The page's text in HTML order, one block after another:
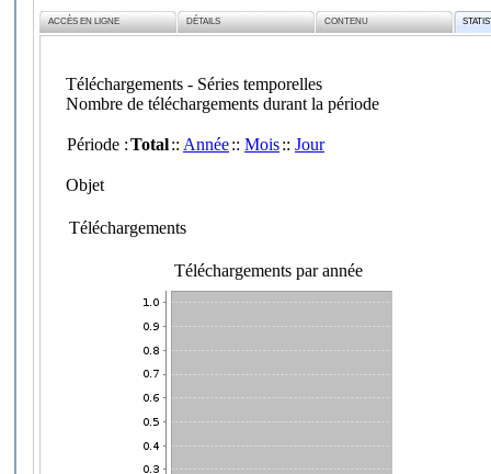
ACCÈS EN LIGNE DÉTAILS CONTENU